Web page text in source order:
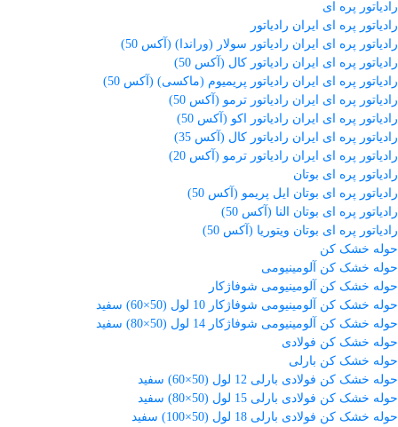
رادیاتور پره ای
رادیاتور پره ای ایران رادیاتور
رادیاتور پره ای ایران رادیاتور سولار (وراندا) (آکس 50)
رادیاتور پره ای ایران رادیاتور کال (آکس 50)
رادیاتور پره ای ایران رادیاتور پریمیوم (ماکسی) (آکس 50)
رادیاتور پره ای ایران رادیاتور ترمو (آکس 50)
رادیاتور پره ای ایران رادیاتور اکو (آکس 50)
رادیاتور پره ای ایران رادیاتور کال (آکس 35)
رادیاتور پره ای ایران رادیاتور ترمو (آکس 20)
رادیاتور پره ای بوتان
رادیاتور پره ای بوتان ایل پریمو (آکس 50)
رادیاتور پره ای بوتان النا (آکس 50)
رادیاتور پره ای بوتان ویتوریا (آکس 50)
حوله خشک کن
حوله خشک کن آلومینیومی
حوله خشک کن آلومینیومی شوفاژکار
حوله خشک کن آلومینیومی شوفاژکار 10 لول (50×60) سفید
حوله خشک کن آلومینیومی شوفاژکار 14 لول (50×80) سفید
حوله خشک کن فولادی
حوله خشک کن بارلی
حوله خشک کن فولادی بارلی 12 لول (50×60) سفید
حوله خشک کن فولادی بارلی 15 لول (50×80) سفید
حوله خشک کن فولادی بارلی 18 لول (50×100) سفید